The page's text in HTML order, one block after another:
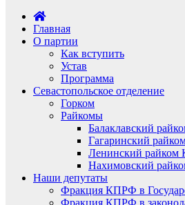
Главная
О партии
Как вступить
Устав
Программа
Севастопольское отделение
Горком
Райкомы
Балаклавский
Гагаринский
Ленинский
Нахимовский
Наши депутаты
Фракция КПРФ в
Фракция КПРФ в